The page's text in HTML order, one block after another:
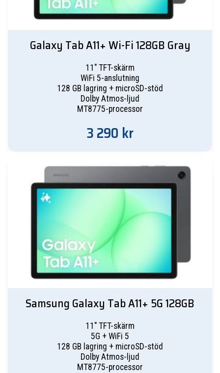
Galaxy Tab A11+ Wi-Fi 128GB Gray
11" TFT-skärm
WiFi 5-anslutning
128 GB lagring + microSD-stöd
Dolby Atmos-ljud
MT8775-processor
3 290 kr
Samsung Galaxy Tab A11+ 5G 128GB
11" TFT-skärm
5G + WiFi 5
128 GB lagring + microSD-stöd
Dolby Atmos-ljud
MT8775-processor